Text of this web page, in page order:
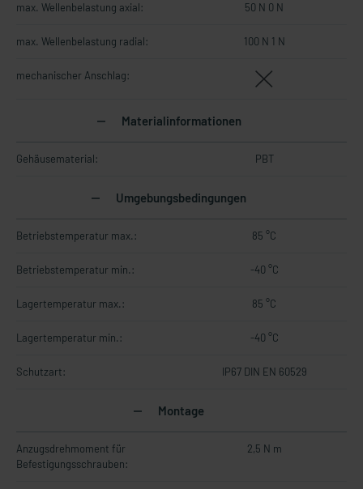
max. Wellenbelastung axial: 50 N 0 N
max. Wellenbelastung radial: 100 N 1 N
mechanischer Anschlag:
Materialinformationen
Gehäusematerial: PBT
Umgebungsbedingungen
Betriebstemperatur max.: 85 °C
Betriebstemperatur min.: -40 °C
Lagertemperatur max.: 85 °C
Lagertemperatur min.: -40 °C
Schutzart: IP67 DIN EN 60529
Montage
Anzugsdrehmoment für
Befestigungsschrauben:
2,5 N m